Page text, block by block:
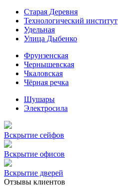
Старая Деревня
Технологический институт
Удельная
Улица Дыбенко
Фрунзенская
Чернышевская
Чкаловская
Чёрная речка
Шушары
Электросила
Вскрытие сейфов
Вскрытие офисов
Вскрытие дверей
Отзывы клиентов